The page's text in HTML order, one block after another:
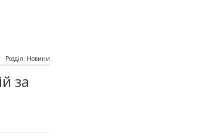
за
Розділ: Новини